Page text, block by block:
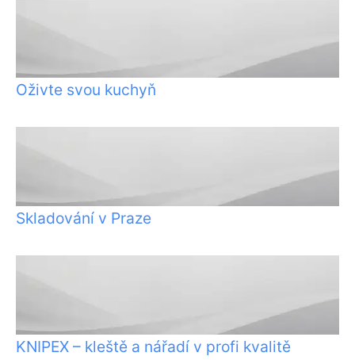
Oživte svou kuchyň
Skladování v Praze
KNIPEX – kleště a nářadí v profi kvalitě